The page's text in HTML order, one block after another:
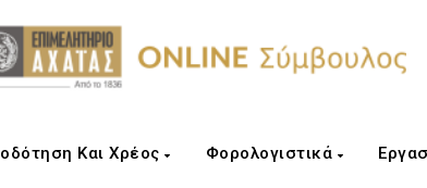
Και Χρέος Φορολογιστικά